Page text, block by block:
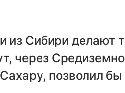
из Сибири делают
через
позволил